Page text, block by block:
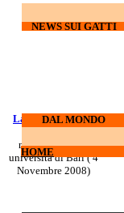
HOME
DAL MONDO
NEWS SUI GATTI
HOME
I gatti
Ottobre 2008)
Laureati su cani e
nuovo corso all'
universita di Bari ( 4
Novembre 2008)